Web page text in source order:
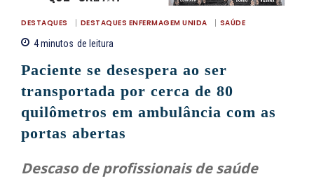
DESTAQUES DESTAQUES ENFERMAGEM UNIDA SAÚDE
4minutos de leitura
Paciente se desespera ao ser
transportada por cerca de 80
quilômetros em ambulância com as
portas abertas
Descaso de profissionais de saúde